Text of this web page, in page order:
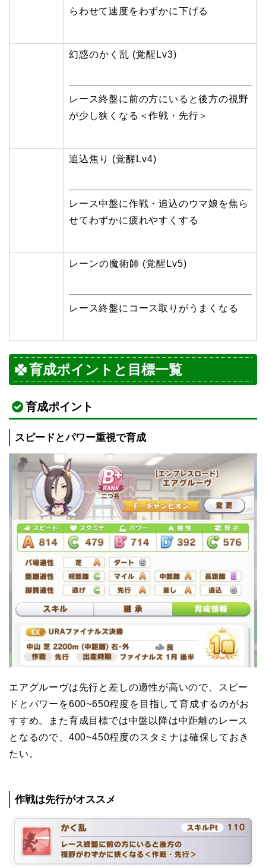
らわせて速度をわずかに下げる
幻惑のかく乱 (覚醒Lv3)
レース終盤に前の方にいると後方の視野
が少し狭くなる＜作戦・先行＞
追込焦り (覚醒Lv4)
レース中盤に作戦・追込のウマ娘を焦ら
せてわずかに疲れやすくする
レーンの魔術師 (覚醒Lv5)
レース終盤にコース取りがうまくなる
育成ポイントと目標一覧
育成ポイント
スピードとパワー重視で育成
エアグルーヴは先行と差しの適性が高いので、
スピー
ドとパワーを600~650程度を目指して育成するのがお
すすめ。また育成目標では中盤以降は中距離のレース
となるので、400~450程度のスタミナは確保しておき
たい。
作戦は先行がオススメ